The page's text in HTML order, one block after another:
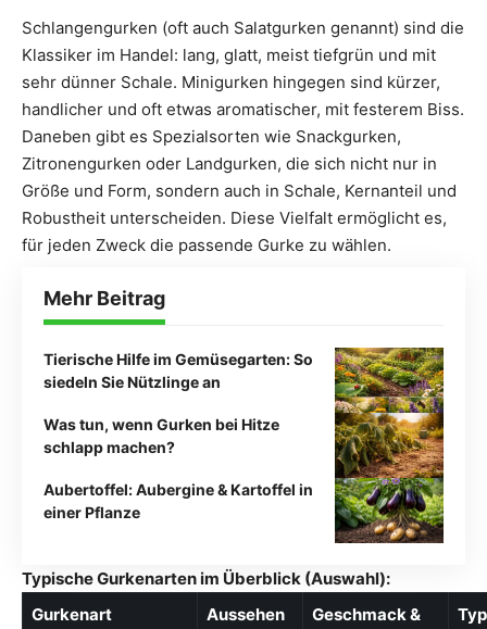
Schlangengurken (oft auch Salatgurken genannt) sind die
Klassiker im Handel: lang, glatt, meist tiefgrün und mit
sehr dünner Schale. Minigurken hingegen sind kürzer,
handlicher und oft etwas aromatischer, mit festerem Biss.
Daneben gibt es Spezialsorten wie Snackgurken,
Zitronengurken oder Landgurken, die sich nicht nur in
Größe und Form, sondern auch in Schale, Kernanteil und
Robustheit unterscheiden. Diese Vielfalt ermöglicht es,
für jeden Zweck die passende Gurke zu wählen.
Mehr Beitrag
Tierische Hilfe im Gemüsegarten: So
siedeln Sie Nützlinge an
Was tun, wenn Gurken bei Hitze
schlapp machen?
Aubertoffel: Aubergine & Kartoffel in
einer Pflanze
Typische Gurkenarten im Überblick (Auswahl):
Gurkenart
Aussehen
Geschmack &